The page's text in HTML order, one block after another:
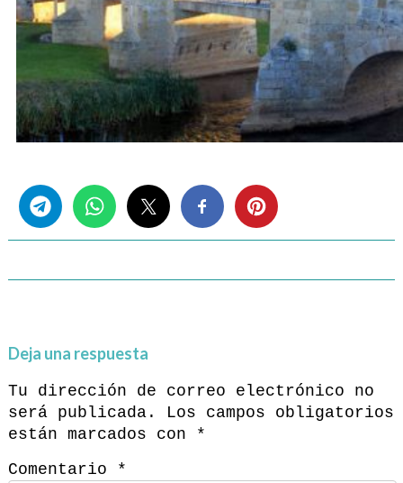
Deja una respuesta
Tu dirección de correo electrónico no
será publicada.
Los campos obligatorios
están marcados con
*
Comentario
*